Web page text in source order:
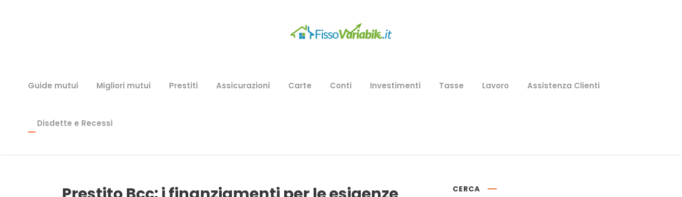
Guide mutui Migliori mutui Prestiti Assicurazioni Carte Conti Investimenti Tasse Lavoro Assistenza Clienti
Disdette e Recessi
CERCA